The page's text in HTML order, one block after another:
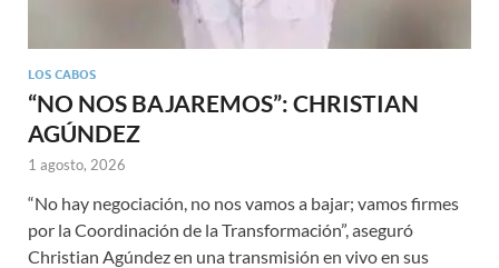
LOS CABOS
“NO NOS BAJAREMOS”: CHRISTIAN
AGÚNDEZ
1 agosto, 2026
“No hay negociación, no nos vamos a bajar; vamos firmes
por la Coordinación de la Transformación”, aseguró
Christian Agúndez en una transmisión en vivo en sus